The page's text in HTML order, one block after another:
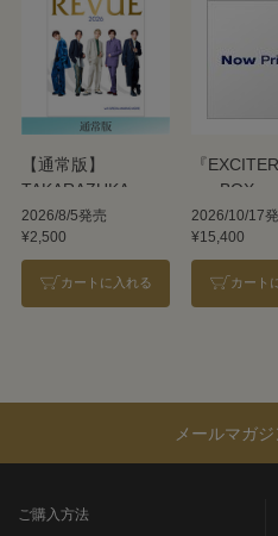
【通常版】
TAKARAZUKA
REVUE 2026
2026/8/5発売
¥2,500
カートに入れる
『
ray BOX
2026/10/17
¥15,400
カート
メールマガ
ご購入方法